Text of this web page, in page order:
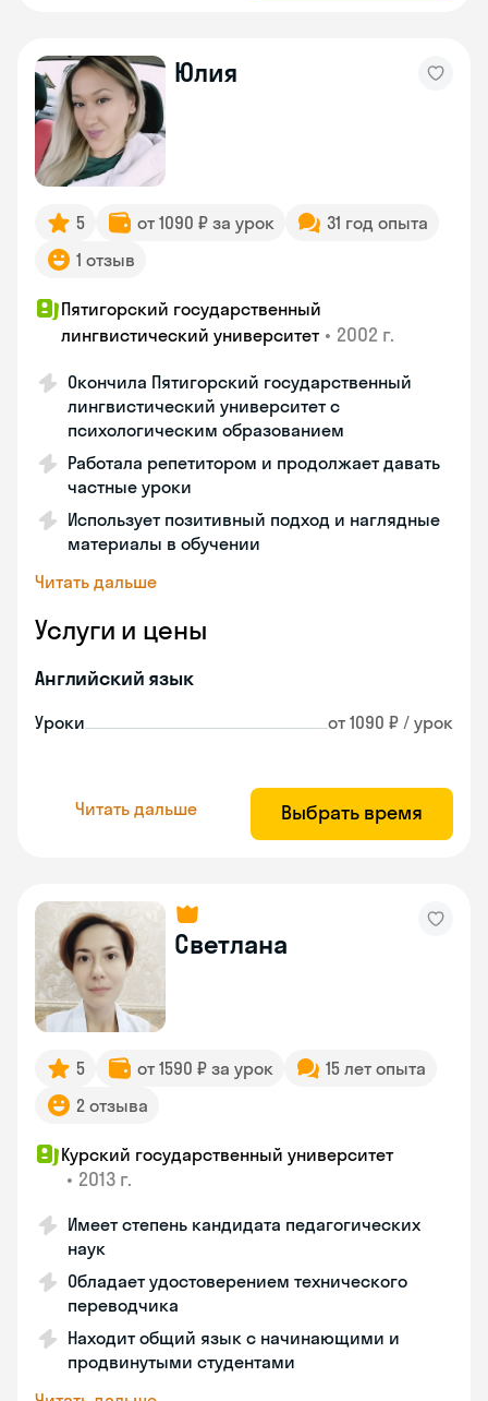
Юлия
5 от 1090 ₽ за урок
31 год опыта
1 отзыв
Пятигорский государственный
лингвистический университет • 2002 г.
Окончила Пятигорский государственный
лингвистический университет с
психологическим образованием
Работала репетитором и продолжает давать
частные уроки
Использует позитивный подход и наглядные
материалы в обучении
Читать дальше
Услуги и цены
Английский язык
Уроки от 1090 ₽ / урок
Читать дальше Выбрать время
Светлана
5 от 1590 ₽ за урок
15 лет опыта
2 отзыва
Курский государственный университет
• 2013 г.
Имеет степень кандидата педагогических
наук
Обладает удостоверением технического
переводчика
Находит общий язык с начинающими и
продвинутыми студентами